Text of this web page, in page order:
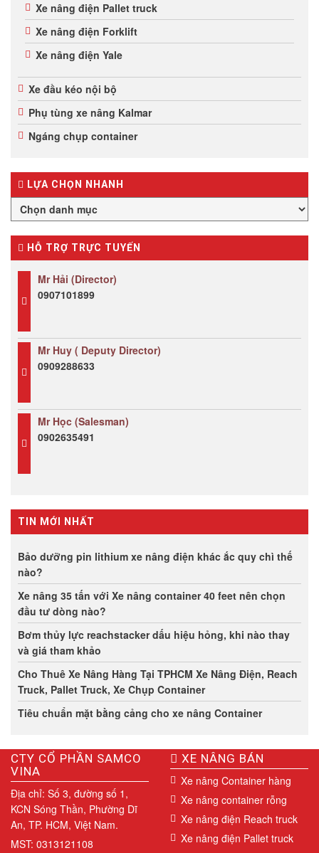
Xe nâng điện Pallet truck
Xe nâng điện Forklift
Xe nâng điện Yale
Xe đầu kéo nội bộ
Phụ tùng xe nâng Kalmar
Ngáng chụp container
LỰA CHỌN NHANH
HỖ TRỢ TRỰC TUYẾN
Mr Hải (Director)
0907101899
Mr Huy ( Deputy Director)
0909288633
Mr Học (Salesman)
0902635491
TIN MỚI NHẤT
Bảo dưỡng pin lithium xe nâng điện khác ắc quy chì thế
nào?
Xe nâng 35 tấn với Xe nâng container 40 feet nên chọn
đầu tư dòng nào?
Bơm thủy lực reachstacker dấu hiệu hỏng, khi nào thay
và giá tham khảo
Cho Thuê Xe Nâng Hàng Tại TPHCM Xe Nâng Điện, Reach
Truck, Pallet Truck, Xe Chụp Container
Tiêu chuẩn mặt bằng cảng cho xe nâng Container
CTY CỔ PHẦN SAMCO
VINA
Địa chỉ: Số 3, đường số 1,
KCN Sóng Thần, Phường Dĩ
An, TP. HCM, Việt Nam.
MST: 0313121108
XE NÂNG BÁN
Xe nâng Container hàng
Xe nâng container rỗng
Xe nâng điện Reach truck
Xe nâng điện Pallet truck